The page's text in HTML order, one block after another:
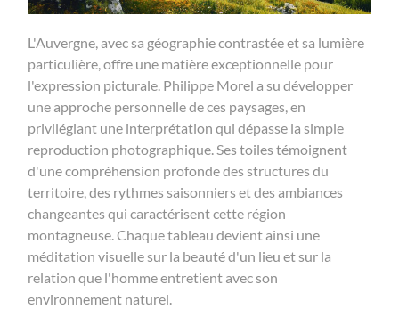
L'Auvergne, avec sa géographie contrastée et sa lumière
particulière, offre une matière exceptionnelle pour
l'expression picturale. Philippe Morel a su développer
une approche personnelle de ces paysages, en
privilégiant une interprétation qui dépasse la simple
reproduction photographique. Ses toiles témoignent
d'une compréhension profonde des structures du
territoire, des rythmes saisonniers et des ambiances
changeantes qui caractérisent cette région
montagneuse. Chaque tableau devient ainsi une
méditation visuelle sur la beauté d'un lieu et sur la
relation que l'homme entretient avec son
environnement naturel.